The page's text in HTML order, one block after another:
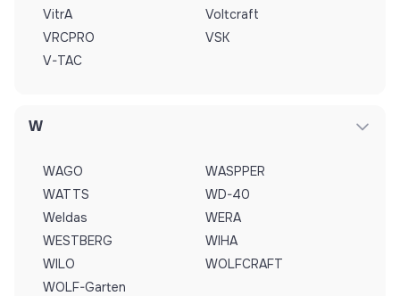
VitrA
Voltcraft
VRCPRO
VSK
V-TAC
W
WAGO
WASPPER
WATTS
WD-40
Weldas
WERA
WESTBERG
WIHA
WILO
WOLFCRAFT
WOLF-Garten